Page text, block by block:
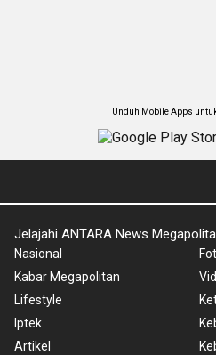
Unduh Mobile Apps
Jelajahi ANTARA News
Nasional
Kabar Megapolitan
Lifestyle
Iptek
Artikel